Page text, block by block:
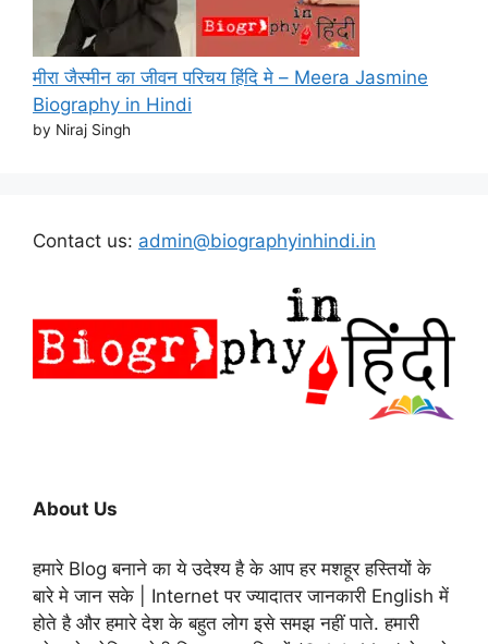
मीरा जैस्मीन का जीवन परिचय हिंदि मे – Meera Jasmine
Biography in Hindi
by Niraj Singh
Contact us: admin@biographyinhindi.in
About Us
हमारे Blog बनाने का ये उदेश्य है के आप हर मशहूर हस्तियों के
बारे मे जान सके | Internet पर ज्यादातर जानकारी English में
होते है और हमारे देश के बहुत लोग इसे समझ नहीं पाते. हमारी